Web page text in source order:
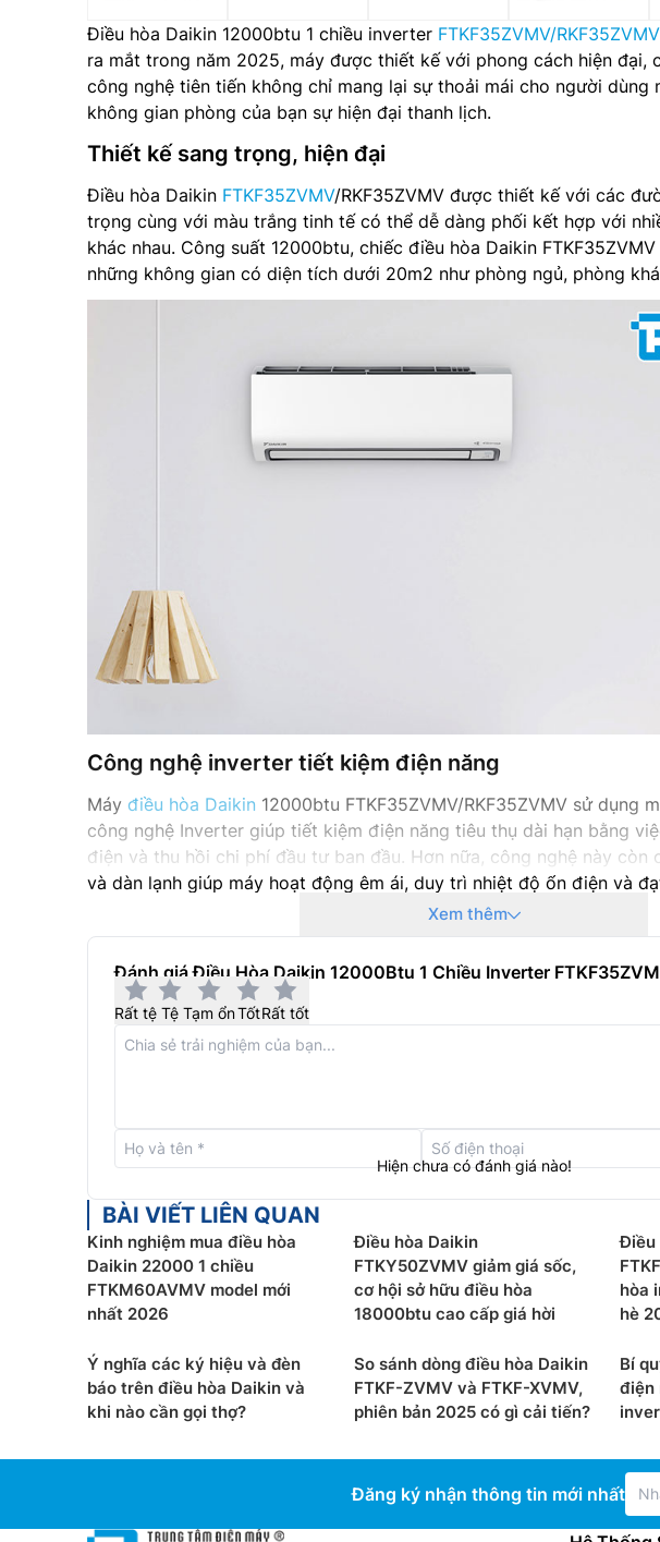
Điều hòa Daikin 12000btu 1 chiều inverter FTKF35ZVMV/RKF35ZVMV
ra mắt trong năm 2025, máy được thiết kế với phong cách hiện đại,
công nghệ tiên tiến không chỉ mang lại sự thoải mái cho người dùng
không gian phòng của bạn sự hiện đại thanh lịch.
Thiết kế sang trọng, hiện đại
Điều hòa Daikin FTKF35ZVMV/RKF35ZVMV được thiết kế với các
trọng cùng với màu trắng tinh tế có thể dễ dàng phối kết hợp với
khác nhau. Công suất 12000btu, chiếc điều hòa Daikin
những không gian có diện tích dưới 20m2 như phòng ngủ, phòng
Công nghệ inverter tiết kiệm điện năng
Máy điều hòa Daikin 12000btu FTKF35ZVMV/RKF35ZVMV sử dụng
công nghệ Inverter giúp tiết kiệm điện năng tiêu thụ dài hạn bằng
điện và thu hồi chi phí đầu tư ban đầu. Hơn nữa, công nghệ này còn
và dàn lạnh giúp máy hoạt động êm ái, duy trì nhiệt độ ổn điện và
Công nghệ Streamer
Daikin giúp loại bỏ hiệu quả nấm mốc, vi khuẩn, vi rút, chất gây dị
hại có trong không khí từ đó mang lại cho người dùng không gian
Xem thêm
Đánh giá Điều Hòa Daikin 12000Btu 1 Chiều Inverter
Rất tệ Tệ Tạm ổnTốtRất tốt
Hiện chưa có đánh giá nào!
BÀI VIẾT LIÊN QUAN
Kinh nghiệm mua điều hòa
Daikin 22000 1 chiều
FTKM60AVMV model mới
nhất 2026
Điều hòa Daikin
FTKY50ZVMV giảm giá sốc,
cơ hội sở hữu điều hòa
18000btu cao cấp giá hời
Điều
hòa
hè
Ý nghĩa các ký hiệu và đèn
báo trên điều hòa Daikin và
khi nào cần gọi thợ?
So sánh dòng điều hòa Daikin
FTKF-ZVMV và FTKF-XVMV,
phiên bản 2025 có gì cải tiến?
Bí
điện
Đăng ký nhận thông tin mới nhất